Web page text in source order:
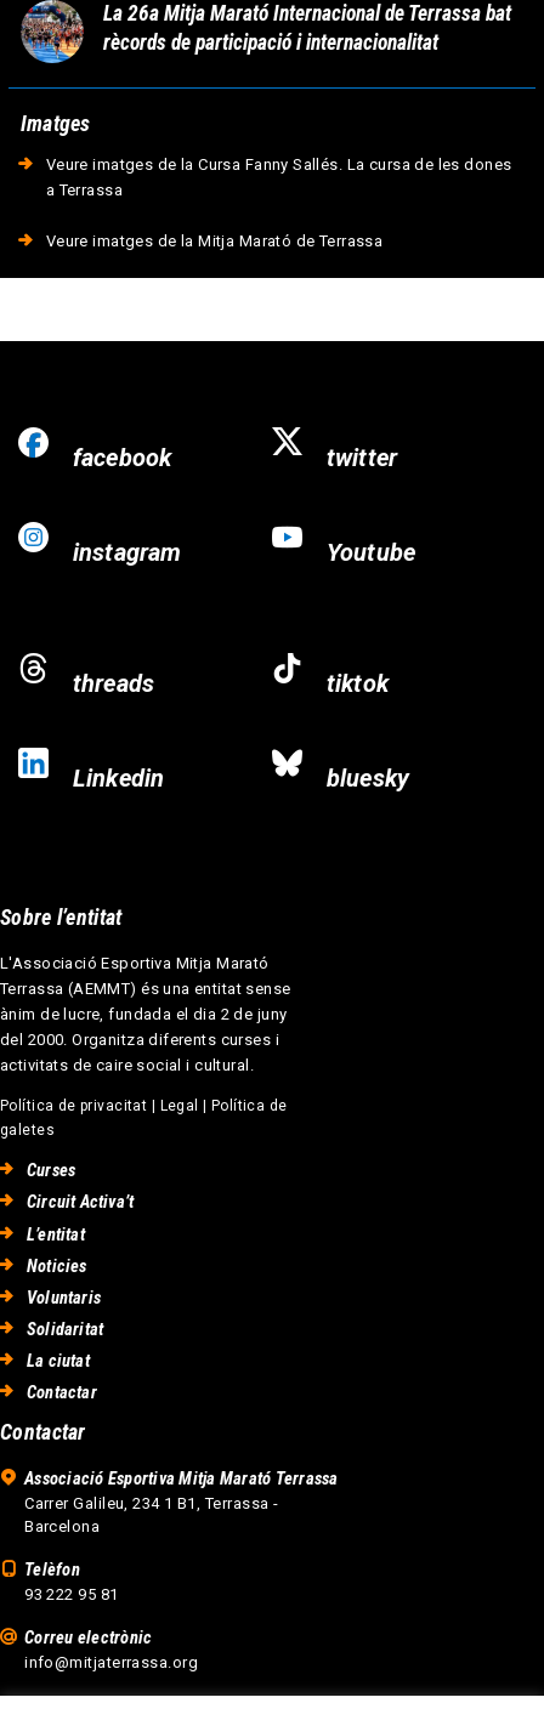
La 26a Mitja Marató Internacional de Terrassa bat
rècords de participació i internacionalitat
Imatges
Veure imatges de la Cursa Fanny Sallés. La cursa de les dones
a Terrassa
Veure imatges de la Mitja Marató de Terrassa
facebook twitter
instagram Youtube
threads tiktok
Linkedin bluesky
Sobre l’entitat
L'Associació Esportiva Mitja Marató
Terrassa (AEMMT) és una entitat sense
ànim de lucre, fundada el dia 2 de juny
del 2000. Organitza diferents curses i
activitats de caire social i cultural.
Política de privacitat | Legal | Política de
galetes
Curses
Circuit Activa’t
L’entitat
Noticies
Voluntaris
Solidaritat
La ciutat
Contactar
Contactar
Associació Esportiva Mitja Marató Terrassa
Carrer Galileu, 234 1 B1, Terrassa -
Barcelona
Telèfon
93 222 95 81
Correu electrònic
info@mitjaterrassa.org